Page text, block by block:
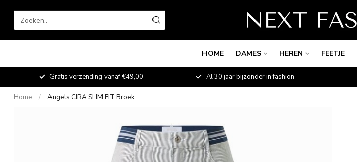
HOME DAMES HEREN FEETJE
Gratis verzending vanaf €49,00 Al 30 jaar bijzonder in fashion
Home / Angels CIRA SLIM FIT Broek